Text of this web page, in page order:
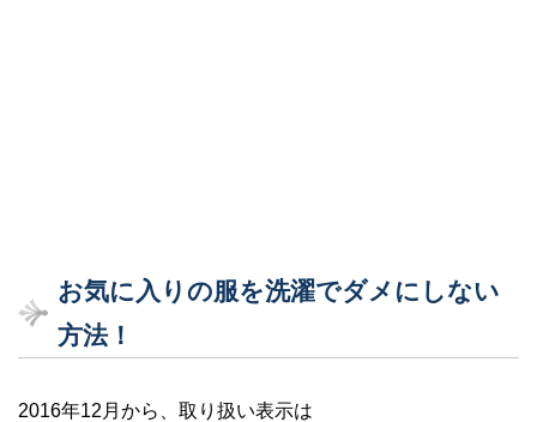
お気に入りの服を洗濯でダメにしない
方法！
2016年12月から、取り扱い表示は